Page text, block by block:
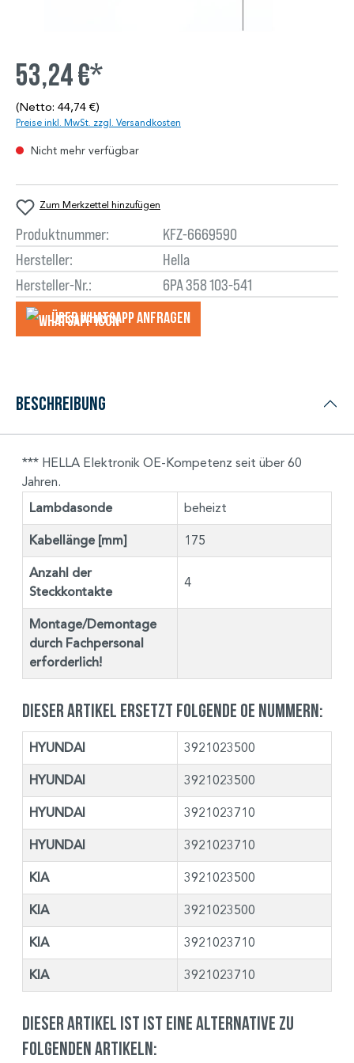
53,24 €*
(Netto: 44,74 €)
Preise inkl. MwSt. zzgl. Versandkosten
Nicht mehr verfügbar
Zum Merkzettel hinzufügen
Produktnummer:
KFZ-6669590
Hersteller:
Hella
Hersteller-Nr.:
6PA 358 103-541
Über WhatsApp anfragеn
Beschreibung
*** HELLA Elektronik OE-Kompetenz seit über 60
Jahren.
Lambdasonde beheizt
Kabellänge [mm] 175
Anzahl der
Steckkontakte
4
Montage/Demontage
durch Fachpersonal
erforderlich!
Dieser Artikel ersetzt folgende OE Nummern:
HYUNDAI 3921023500
HYUNDAI 3921023500
HYUNDAI 3921023710
HYUNDAI 3921023710
KIA 3921023500
KIA 3921023500
KIA 3921023710
KIA 3921023710
Dieser Artikel ist ist eine Alternative zu
folgenden Artikeln: